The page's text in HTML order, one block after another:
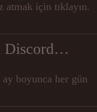
atmak için tıklayın.
ay boyunca her gün